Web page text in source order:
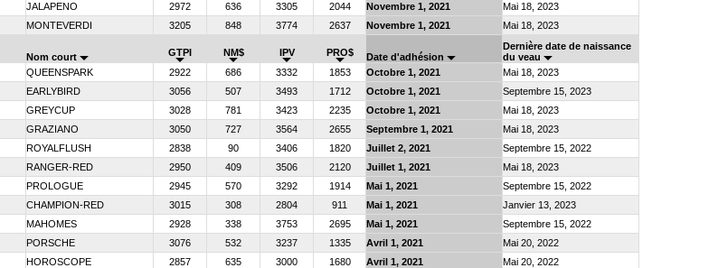
JALAPENO 2972 636 3305 2044 Novembre 1, 2021
Mai 18, 2023
MONTEVERDI 3205 848 3774 2637 Novembre 1, 2021 Mai 18, 2023
Nom court GTPI NM$ IPV PRO$ Date d'adhésion
Dernière date de naissance
du veau
QUEENSPARK 2922 686 3332 1853 Octobre 1, 2021
Mai 18, 2023
EARLYBIRD 3056 507 3493 1712 Octobre 1, 2021
Septembre 15, 2023
GREYCUP 3028 781 3423 2235 Octobre 1, 2021
Mai 18, 2023
GRAZIANO 3050 727 3564 2655 Septembre 1, 2021
Mai 18, 2023
ROYALFLUSH 2838 90 3406 1820 Juillet 2, 2021
Septembre 15, 2022
RANGER-RED 2950 409 3506 2120 Juillet 1, 2021
Mai 18, 2023
PROLOGUE 2945 570 3292 1914 Mai 1, 2021
Septembre 15, 2022
CHAMPION-RED 3015 308 2804 911 Mai 1, 2021
Janvier 13, 2023
MAHOMES 2928 338 3753 2695 Mai 1, 2021
Septembre 15, 2022
PORSCHE 3076 532 3237 1335 Avril 1, 2021
Mai 20, 2022
HOROSCOPE 2857 635 3000 1680 Avril 1, 2021 Mai 20, 2022